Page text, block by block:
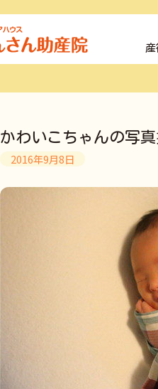
産
かわいこちゃんの写真
2016年9月8日